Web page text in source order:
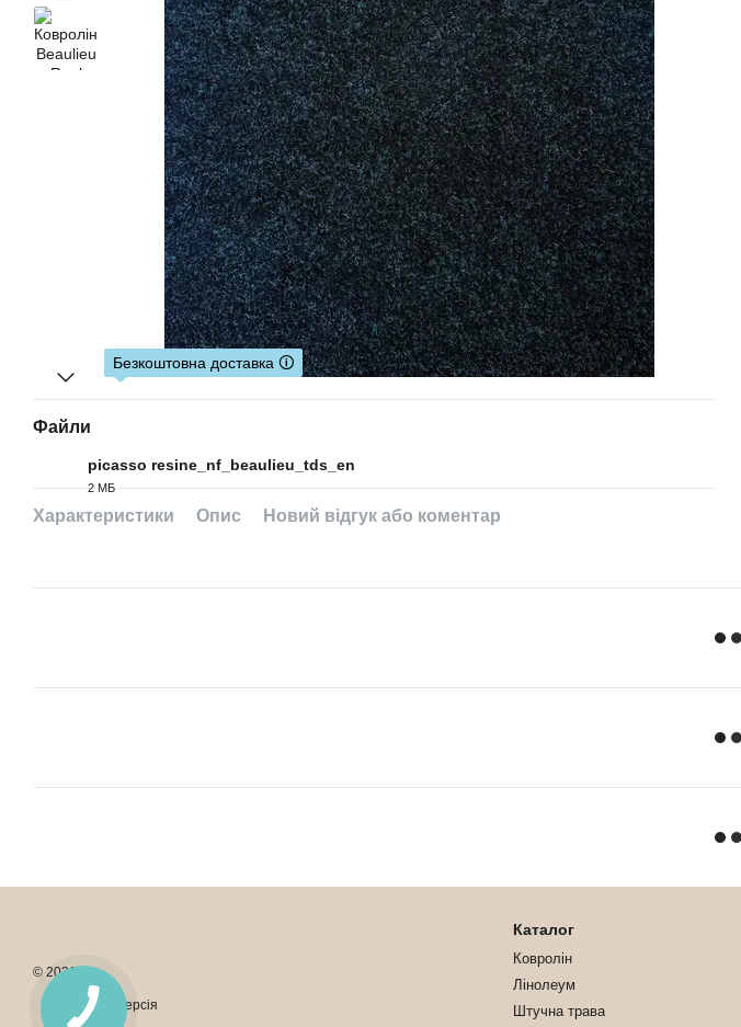
Безкоштовна доставка 🛈
Файли
picasso resine_nf_beaulieu_tds_en
2 МБ
Характеристики Опис Новий відгук або коментар
© 2026
Мобільна версія
Каталог
Ковролін
Лінолеум
Штучна трава